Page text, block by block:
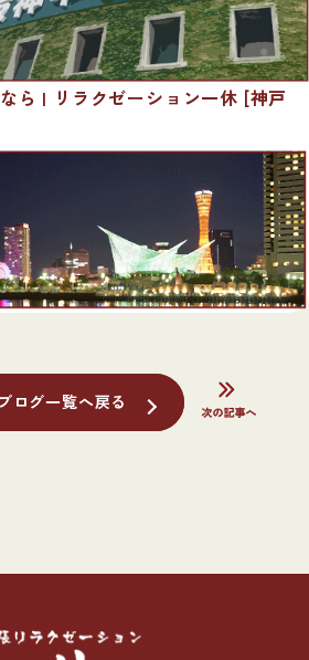
ら | リラクゼーション一休 [神戸
ブログ一覧へ戻る